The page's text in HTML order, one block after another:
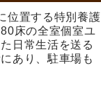
位置する特別養護
床の全室個室ユ
日常生活を送る
あり、駐車場も